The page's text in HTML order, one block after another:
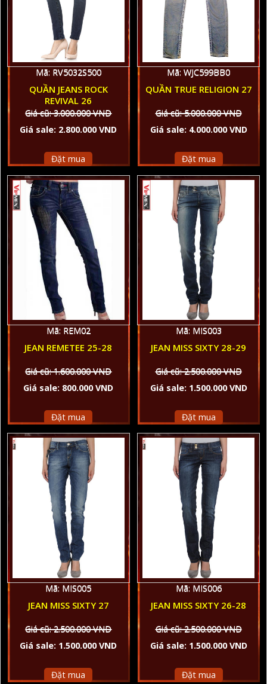
Mã: RV5032S500
QUẦN JEANS ROCK
REVIVAL 26
Giá cũ: 3.000.000 VND
Giá sale: 2.800.000 VND
Đặt mua
Mã: WJC599BB0
QUẦN TRUE RELIGION 27
Giá cũ: 5.000.000 VND
Giá sale: 4.000.000 VND
Đặt mua
Mã: REM02
JEAN REMETEE 25-28
Giá cũ: 1.600.000 VND
Giá sale: 800.000 VND
Đặt mua
Mã: MIS003
JEAN MISS SIXTY 28-29
Giá cũ: 2.500.000 VND
Giá sale: 1.500.000 VND
Đặt mua
Mã: MIS005
JEAN MISS SIXTY 27
Giá cũ: 2.500.000 VND
Giá sale: 1.500.000 VND
Đặt mua
Mã: MIS006
JEAN MISS SIXTY 26-28
Giá cũ: 2.500.000 VND
Giá sale: 1.500.000 VND
Đặt mua